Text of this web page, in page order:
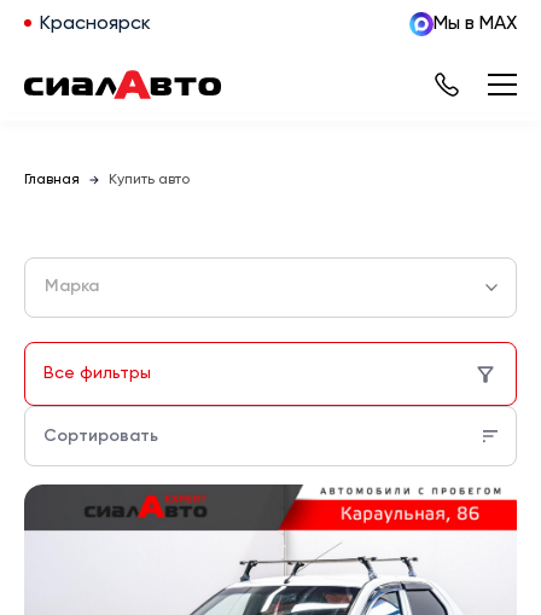
Красноярск Мы в MAX
Главная Купить авто
Марка
Все фильтры
Сортировать